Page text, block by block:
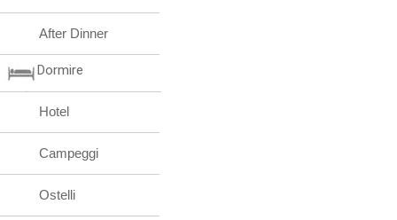
After Dinner
Dormire
Hotel
Campeggi
Ostelli